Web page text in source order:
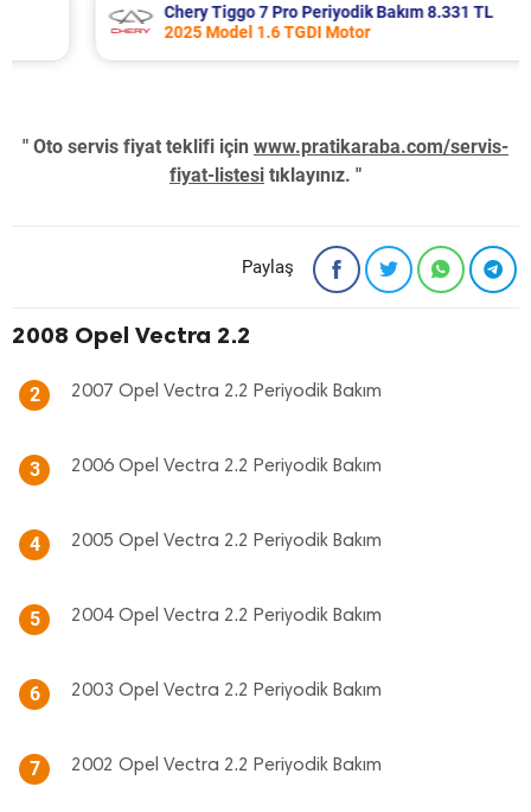
Chery Tiggo 7 Pro Periyodik Bakım 8.331 TL
2025 Model 1.6 TGDI Motor
" Oto servis fiyat teklifi için www.pratikaraba.com/servis-
fiyat-listesi tıklayınız. "
Paylaş
2008 Opel Vectra 2.2
2 2007 Opel Vectra 2.2 Periyodik Bakım
3 2006 Opel Vectra 2.2 Periyodik Bakım
4 2005 Opel Vectra 2.2 Periyodik Bakım
5 2004 Opel Vectra 2.2 Periyodik Bakım
6 2003 Opel Vectra 2.2 Periyodik Bakım
7 2002 Opel Vectra 2.2 Periyodik Bakım